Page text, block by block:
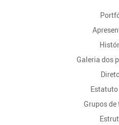
Galeria dos
Grupos